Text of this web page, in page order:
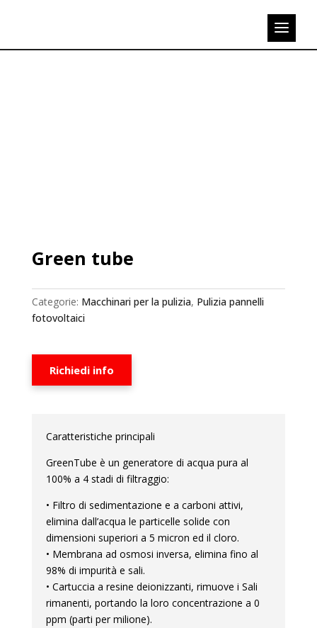
Green tube
Categorie: Macchinari per la pulizia, Pulizia pannelli
fotovoltaici
Richiedi info
Caratteristiche principali
GreenTube è un generatore di acqua pura al
100% a 4 stadi di filtraggio:
• Filtro di sedimentazione e a carboni attivi,
elimina dall’acqua le particelle solide con
dimensioni superiori a 5 micron ed il cloro.
• Membrana ad osmosi inversa, elimina fino al
98% di impurità e sali.
• Cartuccia a resine deionizzanti, rimuove i Sali
rimanenti, portando la loro concentrazione a 0
ppm (parti per milione).